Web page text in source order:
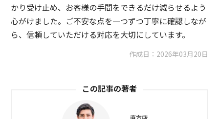
かり受け止め、お客様の手間をできるだけ減らせるよう
心がけました。ご不安な点を一つずつ丁寧に確認しなが
ら、信頼していただける対応を大切にしています。
作成日： 2026年03月20日
この記事の著者